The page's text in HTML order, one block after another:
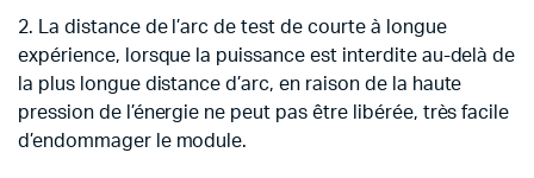
2. La distance de l’arc de test de courte à longue
expérience, lorsque la puissance est interdite au-delà de
la plus longue distance d’arc, en raison de la haute
pression de l’énergie ne peut pas être libérée, très facile
d’endommager le module.